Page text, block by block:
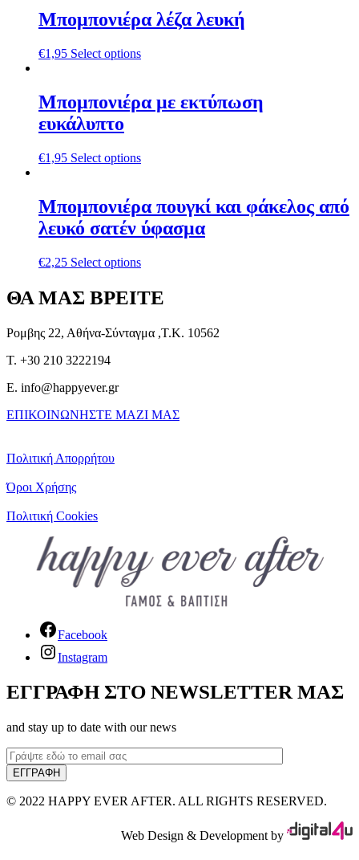
Μπομπονιέρα λέζα λευκή
€1,95 Select options
Μπομπονιέρα με εκτύπωση
ευκάλυπτο
€1,95 Select options
Μπομπονιέρα πουγκί και φάκελος από
λευκό σατέν ύφασμα
€2,25 Select options
ΘΑ ΜΑΣ ΒΡΕΙΤΕ
Ρομβης 22, Αθήνα-Σύνταγμα ,Τ.Κ. 10562
T. +30 210 3222194
E. info@happyever.gr
ΕΠΙΚΟΙΝΩΝΗΣΤΕ ΜΑΖΙ ΜΑΣ
Πολιτική Απορρήτου
Όροι Χρήσης
Πολιτική Cookies
Facebook
Instagram
ΕΓΓΡΑΦΗ ΣΤΟ NEWSLETTER ΜΑΣ
and stay up to date with our news
© 2022 HAPPY EVER AFTER. ALL RIGHTS RESERVED.
Web Design & Development by